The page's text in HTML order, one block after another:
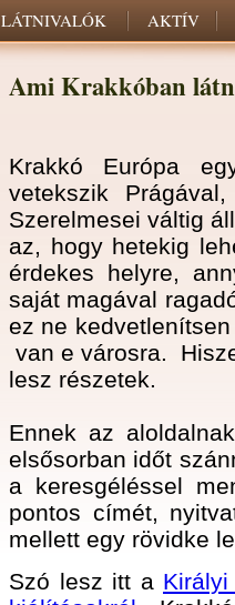
LÁTNIVALÓK AKTÍV
Ami Krakkóban
Krakkó Európa
vetekszik
Szerelmesei váltig
az, hogy hetekig
érdekes helyre,
saját magával
ez ne
van e városra.
lesz részetek.
Ennek az
elsősorban időt
a keresgéléssel
pontos címét,
mellett egy rövidke
Szó lesz itt a